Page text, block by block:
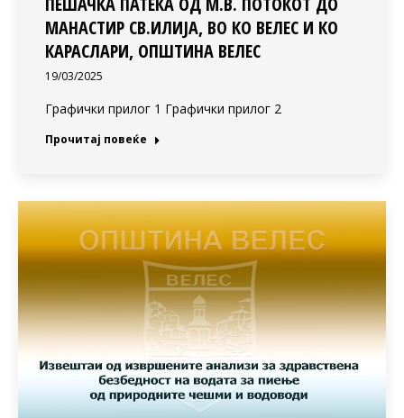
МАНАСТИР СВ.ИЛИЈА, ВО КО ВЕЛЕС И КО
КАРАСЛАРИ, ОПШТИНА ВЕЛЕС
19/03/2025
Графички прилог 1 Графички прилог 2
Прочитај повеќе